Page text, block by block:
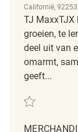
Californië, 92253
TJ MaxxTJX
groeien, te
deel uit van
omarmt,
geeft...
Redden